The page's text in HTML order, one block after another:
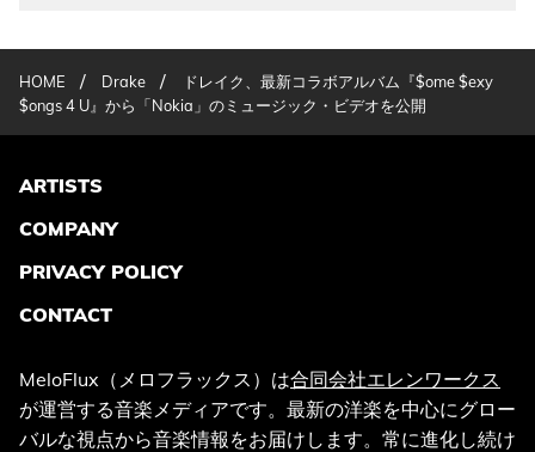
HOME / Drake /
ドレイク、最新コラボアルバム『$ome $exy
$ongs 4 U』から「Nokia」のミュージック・ビデオを公開
ARTISTS
COMPANY
PRIVACY POLICY
CONTACT
MeloFlux（メロフラックス）は合同会社エレンワークス
が運営する音楽メディアです。最新の洋楽を中心にグロー
バルな視点から音楽情報をお届けします。常に進化し続け